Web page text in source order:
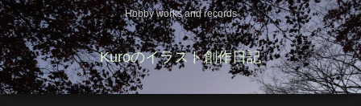
Hobby works and records
Kuroのイラスト創作日記